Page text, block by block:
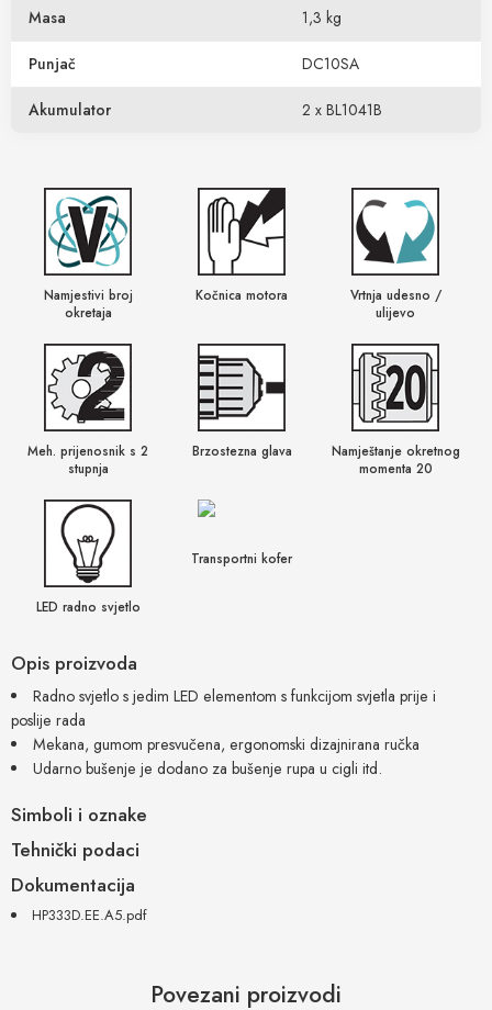
Opis proizvoda
Radno svjetlo s jedim LED elementom s funkcijom svjetla prije i
poslije rada
Mekana, gumom presvučena, ergonomski dizajnirana ručka
Udarno bušenje je dodano za bušenje rupa u cigli itd.
Simboli i oznake
Namjestivi broj
okretaja
Kočnica motora
Vrtnja udesno /
ulijevo
Meh. prijenosnik s 2
stupnja
Brzostezna glava
Namještanje okretnog
momenta 20
LED radno svjetlo
Transportni kofer
Tehnički podaci
Masa 1,3 kg
Punjač DC10SA
Akumulator 2 x BL1041B
Dokumentacija
HP333D.EE.A5.pdf
Povezani proizvodi